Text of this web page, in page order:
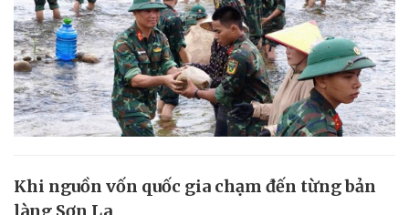
Khi nguồn vốn quốc gia chạm đến từng bản